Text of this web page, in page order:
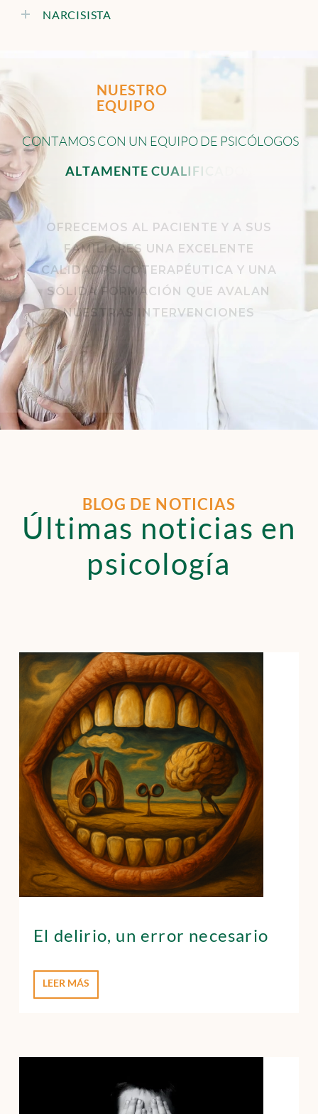
NARCISISTA
NUESTRO
EQUIPO
CONTAMOSCON UN EQUIPODE PSICÓL OGOS
ALTAMENTE CUALIFI
OFRECEMOS AL PACIENTE Y A SUS
FAMILIARES UNA EXCELENTE
CALIDADPSICOTERAPÉUTICA Y UNA
SÓLIDA FORMACIÓN QUE AVALAN
NUESTRAS INTERVENCIONES
BLOG DE NOTICIAS
Últimas noticias en
psicología
El delirio, un error necesario
LEER MÁS